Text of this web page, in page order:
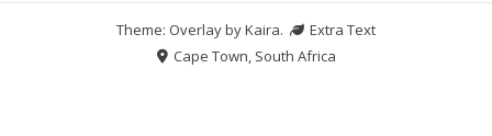
Theme: Overlay byKaira.
Extra Text
Cape Town, South Africa